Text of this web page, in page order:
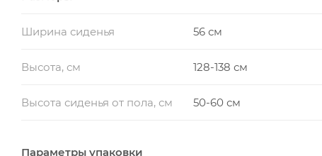
Ширина сиденья 56 см
Высота, см 128-138 см
Высота сиденья от пола, см 50-60 см
Параметры упаковки